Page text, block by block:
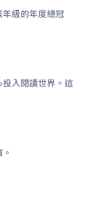
級的年度總冠
入閱讀世界。這